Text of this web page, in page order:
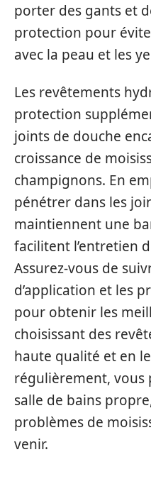
porter des gants et
protection pour
avec la peau et les
Les revêtements
protection
joints de douche
croissance de
champignons. En
pénétrer dans les
maintiennent une
facilitent l’entretien
Assurez-vous de
d’application et les
pour obtenir les
choisissant des
haute qualité et en
régulièrement, vous
salle de bains
problèmes de
venir.